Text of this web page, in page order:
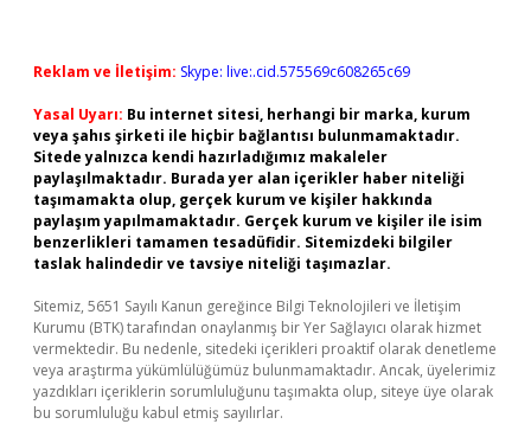
Reklam ve İletişim: Skype: live:.cid.575569c608265c69
Yasal Uyarı: Bu internet sitesi, herhangi bir marka, kurum
veya şahıs şirketi ile hiçbir bağlantısı bulunmamaktadır.
Sitede yalnızca kendi hazırladığımız makaleler
paylaşılmaktadır. Burada yer alan içerikler haber niteliği
taşımamakta olup, gerçek kurum ve kişiler hakkında
paylaşım yapılmamaktadır. Gerçek kurum ve kişiler ile isim
benzerlikleri tamamen tesadüfidir. Sitemizdeki bilgiler
taslak halindedir ve tavsiye niteliği taşımazlar.
Sitemiz, 5651 Sayılı Kanun gereğince Bilgi Teknolojileri ve İletişim
Kurumu (BTK) tarafından onaylanmış bir Yer Sağlayıcı olarak hizmet
vermektedir. Bu nedenle, sitedeki içerikleri proaktif olarak denetleme
veya araştırma yükümlülüğümüz bulunmamaktadır. Ancak, üyelerimiz
yazdıkları içeriklerin sorumluluğunu taşımakta olup, siteye üye olarak
bu sorumluluğu kabul etmiş sayılırlar.